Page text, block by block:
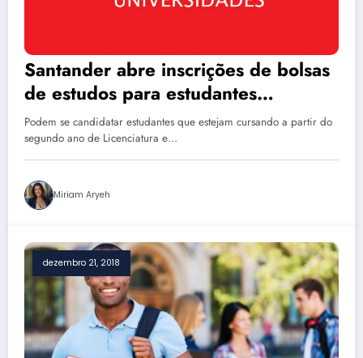
Santander abre inscrições de bolsas
de estudos para estudantes
brasileiros
Podem se candidatar estudantes que estejam cursando a partir do
segundo ano de Licenciatura e…
Miriam Aryeh
dezembro 21, 2018